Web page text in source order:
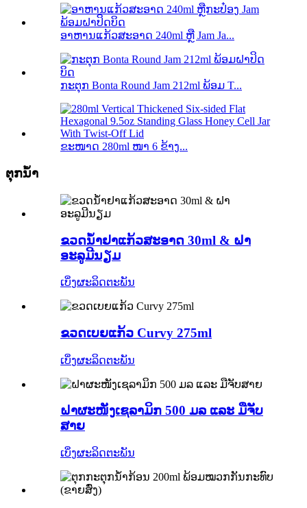
ອາຫານແກ້ວສະອາດ 240ml ຫຼື Jam Ja...
ກະຕຸກ Bonta Round Jam 212ml ພ້ອມ T...
ຂະໜາດ 280ml ໜາ 6 ຂ້າງ...
ຕຸກນ້ຳ
ຂວດນ້ຳຢາແກ້ວສະອາດ 30ml & ຝາ
ອະລູມີນຽມ
ເບິ່ງຜະລິດຕະພັນ
ຂວດເບຍແກ້ວ Curvy 275ml
ເບິ່ງຜະລິດຕະພັນ
ຝາຜະໜັງເຊລາມິກ 500 ມລ ແລະ ມືຈັບ
ສາຍ
ເບິ່ງຜະລິດຕະພັນ